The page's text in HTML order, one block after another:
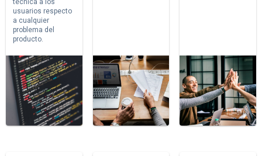
usuarios respecto
a cualquier
problema del
producto.